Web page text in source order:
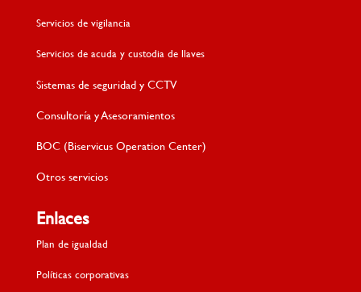
Servicios de vigilancia
Servicios de acuda y custodia de llaves
Sistemas de seguridad y CCTV
Consultoría y Asesoramientos
BOC (Biservicus Operation Center)
Otros servicios
Enlaces
Plan de igualdad
Políticas corporativas